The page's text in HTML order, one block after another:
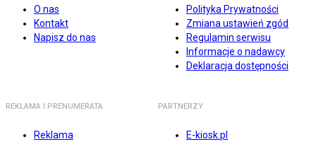
O nas
Kontakt
Napisz do nas
Polityka Prywatności
Zmiana ustawień zgód
Regulamin serwisu
Informacje o nadawcy
Deklaracja dostępności
REKLAMA I PRENUMERATA
Reklama
PARTNERZY
E-kiosk.pl